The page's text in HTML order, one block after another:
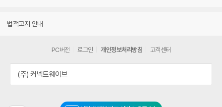
법적고지 안내
PC버전 로그인 개인정보처리방침 고객센터
(주) 커넥트웨이브